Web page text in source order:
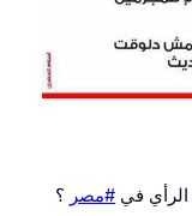
في #مصر ؟